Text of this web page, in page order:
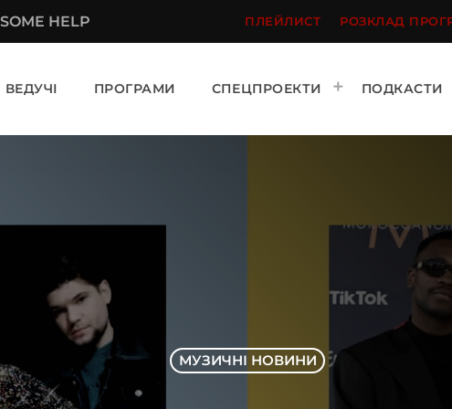
HELP ПЛЕЙЛИСТ РОЗКЛАД
ВЕДУЧІ ПРОГРАМИ СПЕЦПРОЕКТИ ПОДКАСТИ
МУЗИЧНІ НОВИНИ